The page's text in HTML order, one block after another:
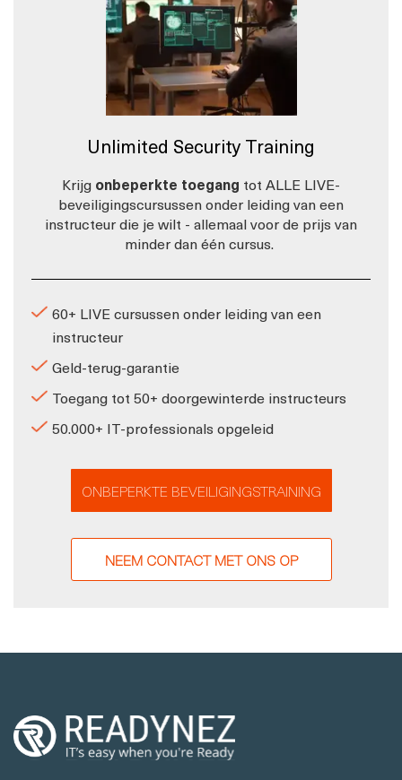
Unlimited Security Training
Krijg onbeperkte toegang tot ALLE LIVE-
beveiligingscursussen onder leiding van een
instructeur die je wilt - allemaal voor de prijs van
minder dan één cursus.
60+ LIVE cursussen onder leiding van een
instructeur
Geld-terug-garantie
Toegang tot 50+ doorgewinterde instructeurs
50.000+ IT-professionals opgeleid
ONBEPERKTE BEVEILIGINGSTRAINING
NEEM CONTACT MET ONS OP